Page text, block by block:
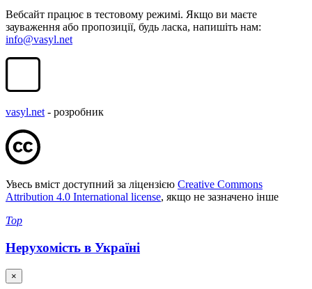
Вебсайт працює в тестовому режимі. Якщо ви маєте
зауваження або пропозиції, будь ласка, напишіть нам:
info@vasyl.net
vasyl.net - розробник
Увесь вміст доступний за ліцензією Creative Commons
Attribution 4.0 International license, якщо не зазначено інше
Top
Нерухомість в Україні
×